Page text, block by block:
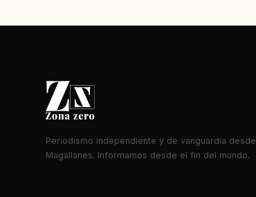
Periodismo independiente y de vanguardia desde
Magallanes. Informamos desde el fin del mundo.